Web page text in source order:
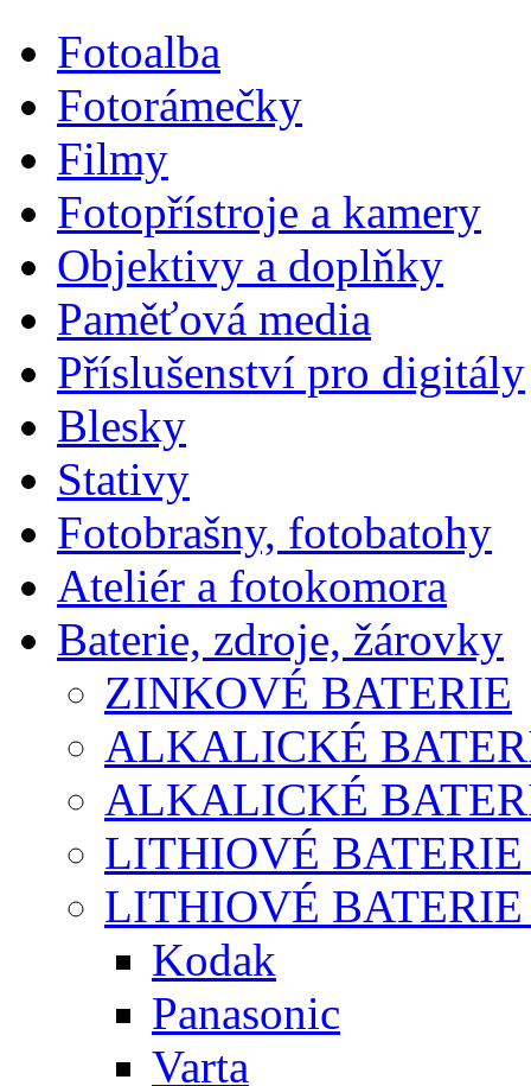
Fotoalba
Fotorámečky
Filmy
Fotopřístroje a kamery
Objektivy a doplňky
Paměťová media
Příslušenství pro digitály
Blesky
Stativy
Fotobrašny, fotobatohy
Ateliér a fotokomora
Baterie, zdroje, žárovky
ZINKOVÉ BATERIE
ALKALICKÉ
ALKALICKÉ
LITHIOVÉ
LITHIOVÉ
Kodak
Panasonic
Varta